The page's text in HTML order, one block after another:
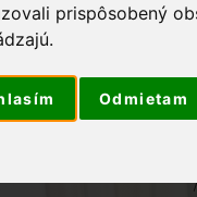
prispôsobený
Odmietam